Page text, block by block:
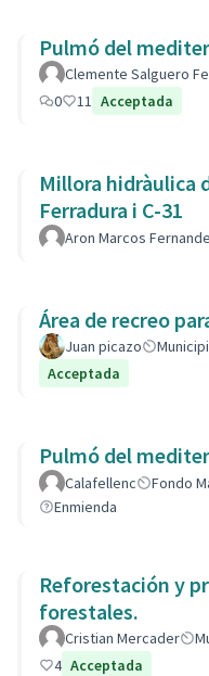
Pulmó del
Clemente Salguero
0
11 Acceptada
Millora hidràulica
Ferradura i C-31
Aron Marcos
Área de recreo
Juan picazo
Acceptada
Pulmó del
Calafellenc Fondo
Enmienda
Reforestación y
forestales.
Cristian Mercader
4 Acceptada